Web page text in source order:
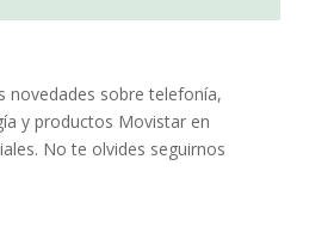
novedades sobre telefonía,
y productos Movistar en
No te olvides seguirnos